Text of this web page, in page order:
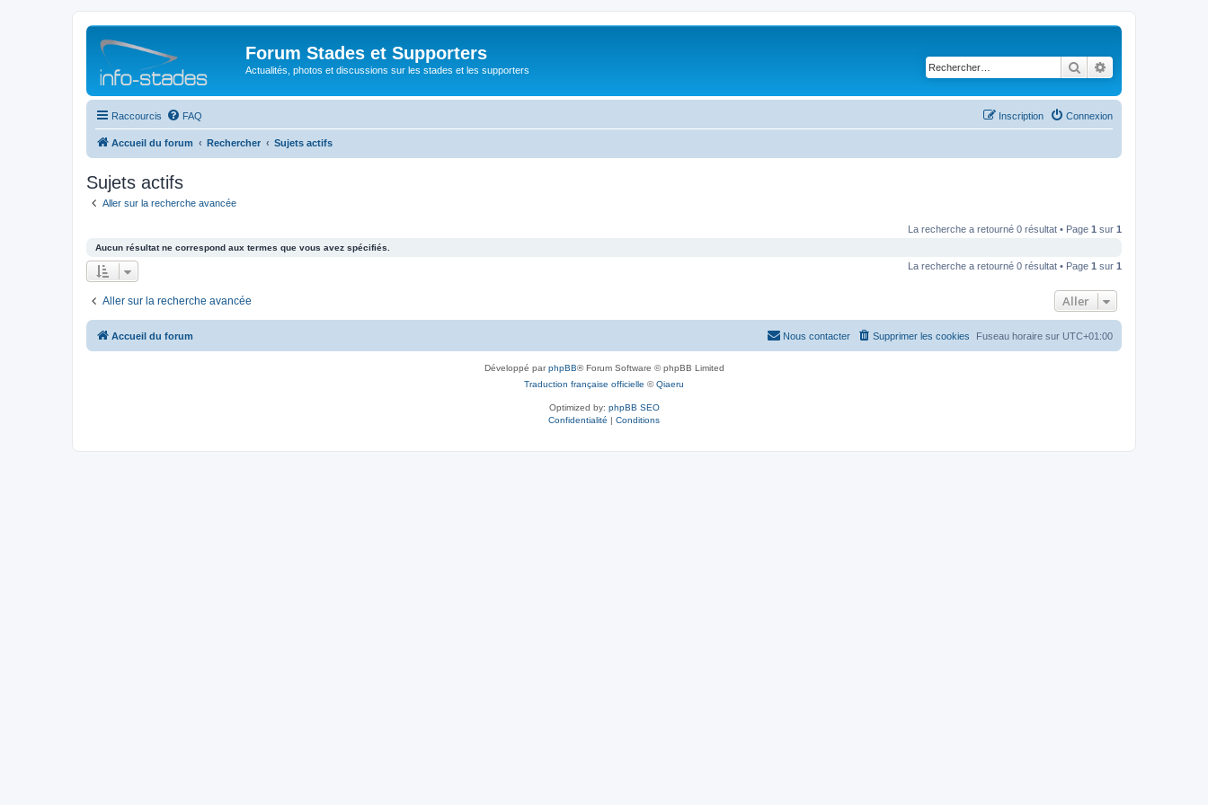
Forum Stades et Supporters
Actualités, photos et discussions sur les stades et les supporters Rechercher
Raccourcis FAQ Connexion
Inscription
Accueil du forum Rechercher Sujets actifs
Sujets actifs
Aller sur la recherche avancée
La recherche a retourné 0 résultat • Page 1 sur 1
Aucun résultat ne correspond aux termes que vous avez spécifiés.
La recherche a retourné 0 résultat • Page 1 sur 1
Aller sur la recherche avancée Aller
Accueil du forum Fuseau horaire sur UTC+01:00
Supprimer les cookies
Nous contacter
Développé parphpBB® Forum Software © phpBB Limited
Traduction française officielle ©Qiaeru
Optimized by: phpBB SEO
Confidentialité | Conditions